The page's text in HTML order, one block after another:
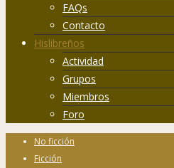
FAQs
Contacto
Hislibreños
Actividad
Grupos
Miembros
Foro
No ficción
Ficción